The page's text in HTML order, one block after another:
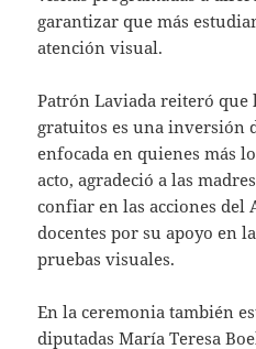
garantizar que más
atención visual.
Patrón Laviada reiteró que
gratuitos es una inversión
enfocada en quienes más
acto, agradeció a las
confiar en las acciones del
docentes por su apoyo en
pruebas visuales.
En la ceremonia también
diputadas María Teresa